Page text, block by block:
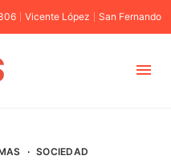
Vicente López San Fernando
· SOCIEDAD